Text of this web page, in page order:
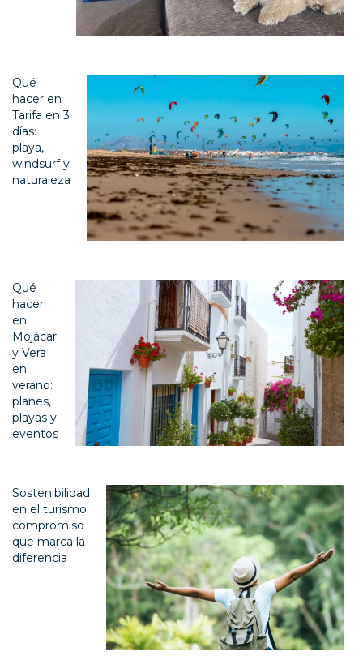
Qué
hacer en
Tarifa en 3
días:
playa,
windsurf y
naturaleza
Qué
hacer
en
Mojácar
y Vera
en
verano:
planes,
playas y
eventos
Sostenibilidad
en el turismo:
compromiso
que marca la
diferencia